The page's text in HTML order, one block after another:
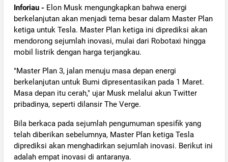
Inforiau - Elon Musk mengungkapkan bahwa energi
berkelanjutan akan menjadi tema besar dalam Master Plan
ketiga untuk Tesla. Master Plan ketiga ini diprediksi akan
mendorong sejumlah inovasi, mulai dari Robotaxi hingga
mobil listrik dengan harga terjangkau.
"Master Plan 3, jalan menuju masa depan energi
berkelanjutan untuk Bumi dipresentasikan pada 1 Maret.
Masa depan itu cerah," ujar Musk melalui akun Twitter
pribadinya, seperti dilansir The Verge.
Bila berkaca pada sejumlah pengumuman spesifik yang
telah diberikan sebelumnya, Master Plan ketiga Tesla
diprediksi akan menghadirkan sejumlah inovasi. Berikut ini
adalah empat inovasi di antaranya.